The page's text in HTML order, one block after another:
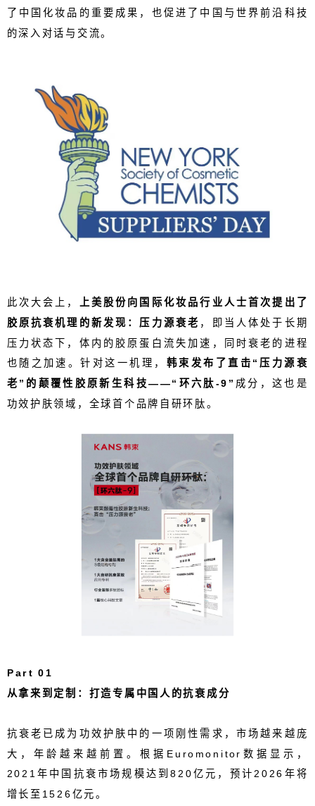
了中国化妆品的重要成果 ， 也促进了 中国 与世界前沿科技
的深入对话与交流。
此次大会上， 上美股份向国际化妆品行业人士首次提出了
胶原抗衰机理的新发现：压力源衰老 ，即当人体处于长期
压力状态下，体内的胶原蛋白流失加速，同时衰老的进程
也随之加速。针对这一机理， 韩束发布了直击“压力源衰
老”的颠覆性胶原新生科技——“环六肽-9 ” 成分，这也是
功效护肤领域，全球首个品牌自研环肽。
Part 01
从拿来到定制：打造专属中国人的抗衰成分
抗衰老已成为 功效护肤 中的一项刚性需求， 市场越来越庞
大，年龄越来越前置。根据 Euromonitor 数据显示，
2021年中国抗衰市场规模达到820亿元，预计2026 年将
增长至 1526亿元。